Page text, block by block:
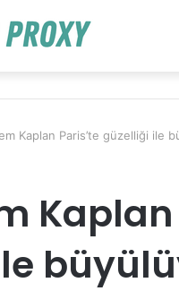
Kaplan Paris’te güzelliği ile
Kaplan